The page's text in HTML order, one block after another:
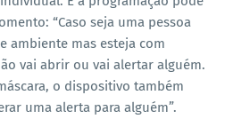
“Caso seja uma pessoa
ambiente mas esteja com
vai abrir ou vai alertar alguém.
o dispositivo também
uma alerta para alguém”.